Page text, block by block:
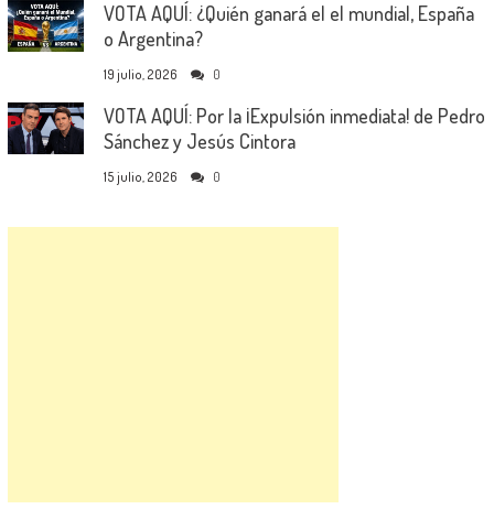
VOTA AQUÍ: ¿Quién ganará el el mundial, España
o Argentina?
19 julio, 2026 0
VOTA AQUÍ: Por la ¡Expulsión inmediata! de Pedro
Sánchez y Jesús Cintora
15 julio, 2026 0